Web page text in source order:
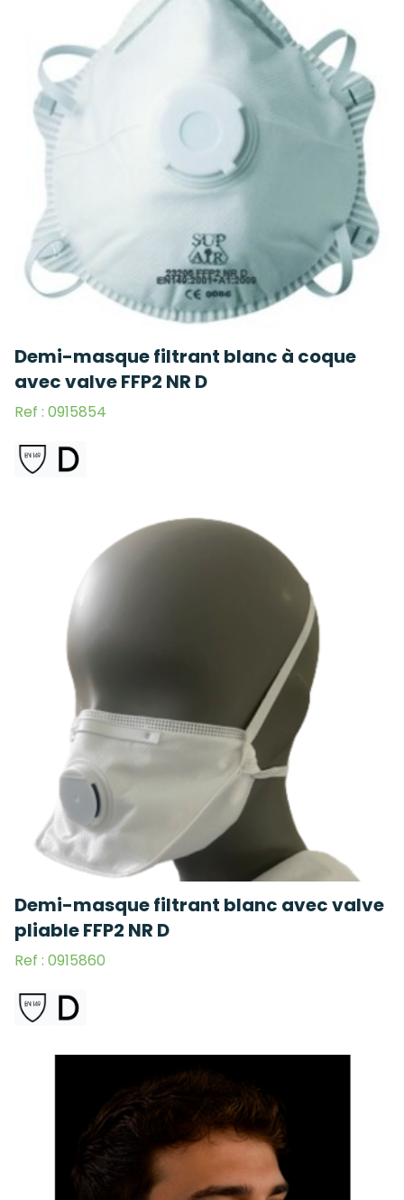
Demi-masque filtrant blanc à coque
avec valve FFP2 NR D
Ref : 0915854
Demi-masque filtrant blanc avec valve
pliable FFP2 NR D
Ref : 0915860